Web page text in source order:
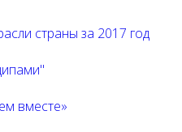
страны за 2017 год
вместе»